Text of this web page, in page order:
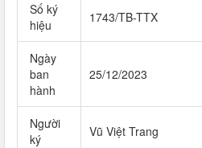
Số ký
hiệu
1743/TB-TTX
Ngày
ban
hành
25/12/2023
Người
ký
Vũ Việt Trang